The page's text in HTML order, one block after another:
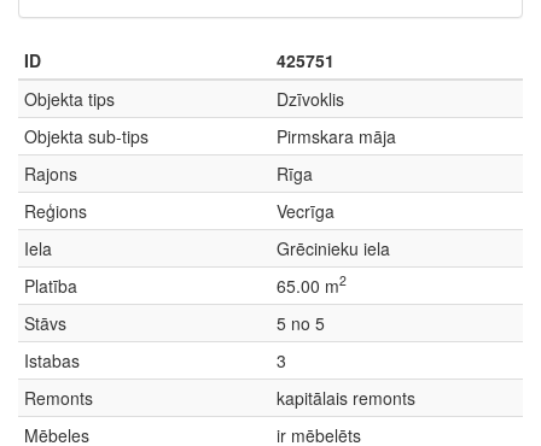
ID
425751
Objekta tips
Dzīvoklis
Objekta sub-tips
Pirmskara māja
Rajons
Rīga
Reģions
Vecrīga
Iela
Grēcinieku iela
Platība
65.00 m2
Stāvs
5 no 5
Istabas
3
Remonts
kapitālais remonts
Mēbeles
ir mēbelēts